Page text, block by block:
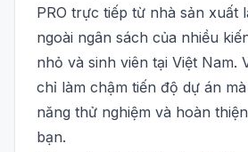
PRO trực tiếp từ nhà sản xuất
ngoài ngân sách của nhiều
nhỏ và sinh viên tại Việt Nam.
chỉ làm chậm tiến độ dự án
năng thử nghiệm và hoàn
bạn.